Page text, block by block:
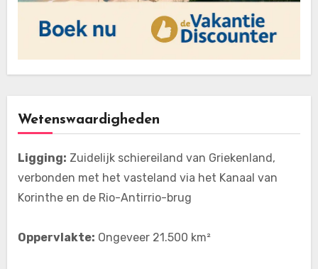
Wetenswaardigheden
Ligging: Zuidelijk schiereiland van Griekenland,
verbonden met het vasteland via het Kanaal van
Korinthe en de Rio-Antirrio-brug
Oppervlakte: Ongeveer 21.500 km²